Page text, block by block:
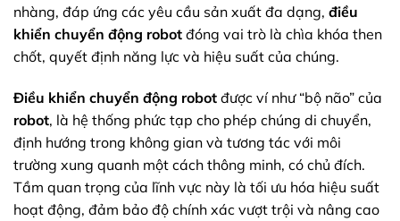
nhàng, đáp ứng các yêu cầu sản xuất đa dạng, điều
khiển chuyển động robot đóng vai trò là chìa khóa then
chốt, quyết định năng lực và hiệu suất của chúng.
Điều khiển chuyển động robot được ví như “bộ não” của
robot, là hệ thống phức tạp cho phép chúng di chuyển,
định hướng trong không gian và tương tác với môi
trường xung quanh một cách thông minh, có chủ đích.
Tầm quan trọng của lĩnh vực này là tối ưu hóa hiệu suất
hoạt động, đảm bảo độ chính xác vượt trội và nâng cao